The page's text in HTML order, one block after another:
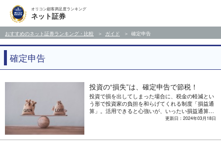
オリコン顧客満足度ランキング
ネット証券
おすすめのネット証券ランキング・比較 ガイド 確定申告
確定申告
投資の“損失”は、確定申告で節税！
投資で損を出してしまった場合に、税金の軽減とい
う形で投資家の負担を和らげてくれる制度「損益通
算」。活用できると心強いが、いったい損益通算と
はどのような制度なのか、そして申請するときの注
更新日：2024年03月18日